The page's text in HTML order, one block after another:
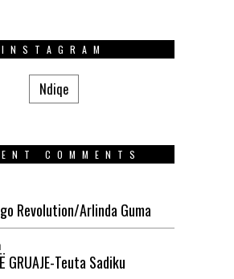
INSTAGRAM
Ndiqe
COMMENTS
Revolution/Arlinda Guma
GRUAJE-Teuta Sadiku